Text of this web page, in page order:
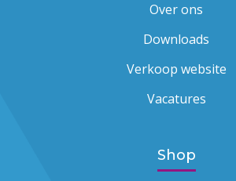
Over ons
Downloads
Verkoop website
Vacatures
Shop